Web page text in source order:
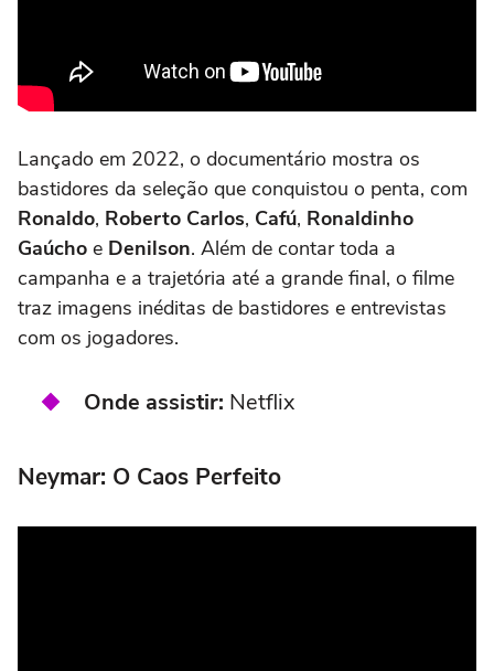
Lançado em 2022, o documentário mostra os
bastidores da seleção que conquistou o penta, com
Ronaldo, Roberto Carlos, Cafú, Ronaldinho
Gaúcho e Denilson. Além de contar toda a
campanha e a trajetória até a grande final, o filme
traz imagens inéditas de bastidores e entrevistas
com os jogadores.
Onde assistir: Netflix
Neymar: O Caos Perfeito